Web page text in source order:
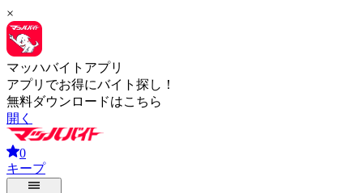
×
マッハバイトアプリ
アプリでお得にバイト探し！
無料ダウンロードはこちら
開く
0
キープ